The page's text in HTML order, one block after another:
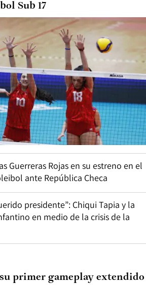
Sub 17
Guerreras Rojas en su estreno en el
ante República Checa
presidente”: Chiqui Tapia y la
en medio de la crisis de la
primer gameplay extendido